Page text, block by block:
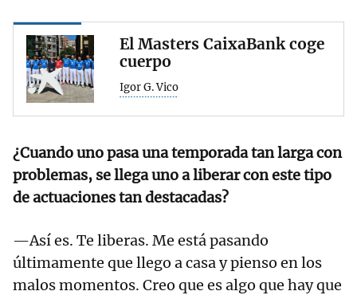
El Masters CaixaBank coge
cuerpo
Igor G. Vico
¿Cuando uno pasa una temporada tan larga con
problemas, se llega uno a liberar con este tipo
de actuaciones tan destacadas?
—Así es. Te liberas. Me está pasando
últimamente que llego a casa y pienso en los
malos momentos. Creo que es algo que hay que